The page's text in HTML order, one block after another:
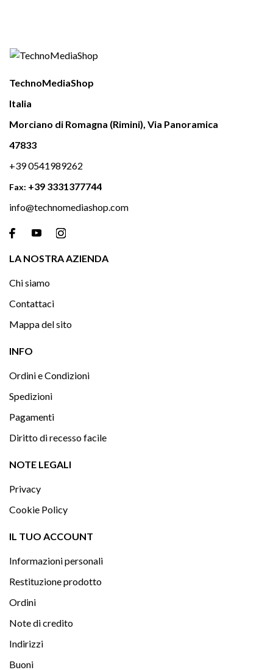
TechnoMediaShop
Italia
Morciano di Romagna (Rimini), Via Panoramica
47833
+39 0541989262
Fax: +39 3331377744
info@technomediashop.com
LA NOSTRA AZIENDA
Chi siamo
Contattaci
Mappa del sito
INFO
Ordini e Condizioni
Spedizioni
Pagamenti
Diritto di recesso facile
NOTE LEGALI
Privacy
Cookie Policy
IL TUO ACCOUNT
Informazioni personali
Restituzione prodotto
Ordini
Note di credito
Indirizzi
Buoni